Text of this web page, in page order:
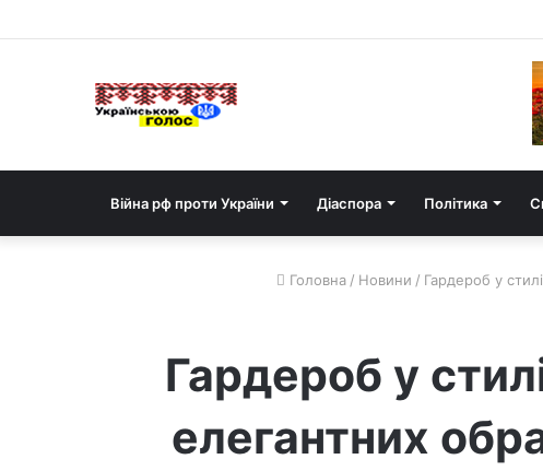
Війна рф проти України Діаспора Політика
Головна / Новини / Гардероб у
Гардероб у
елегантних